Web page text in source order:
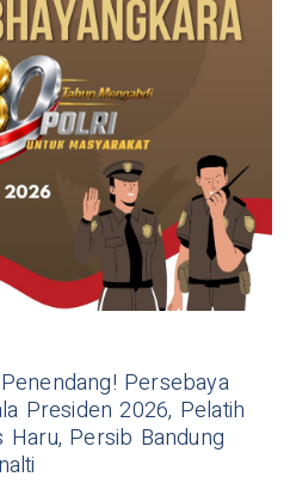
Persebaya
Presiden 2026, Pelatih
Haru, Persib Bandung